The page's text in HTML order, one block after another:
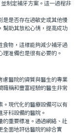
制定補牙方案。這一過程非
是否存在過敏史或其他慢
幫助其放松心情，提高成功
物，這樣能夠減少補牙過
准備也是很有必要的。
醫院的資質與醫生的專業
職稱和豐富經驗的醫生非常
現代化的醫療設備可以有
牙科設備的醫院。
重要標准。通過網絡、社
全面地評估醫院的綜合實